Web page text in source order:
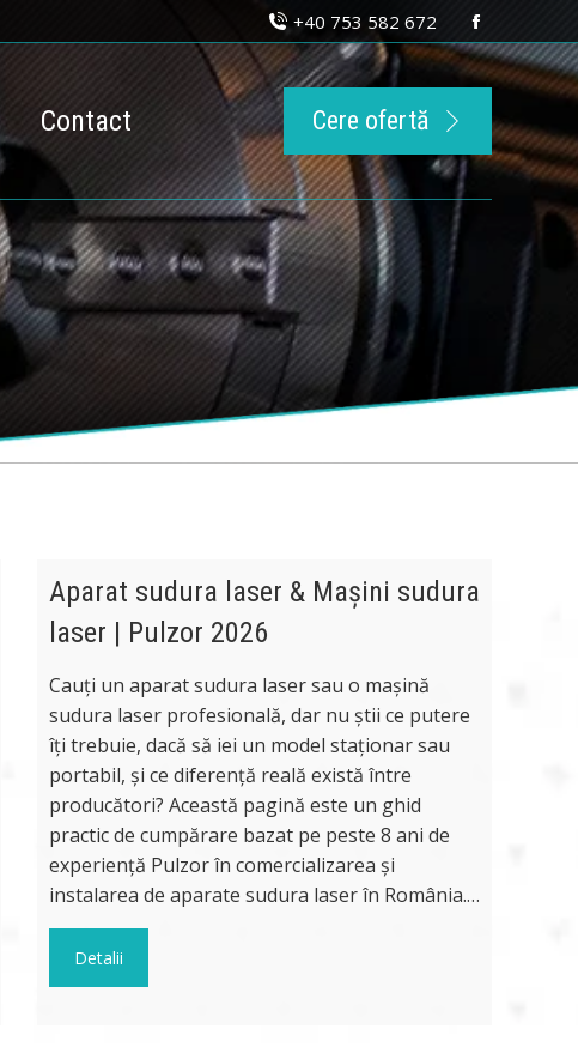
+40 753 582 672
Facebook
page
opens
new
Contact Cere ofertă
Aparat sudura laser & Mașini sudura
laser | Pulzor 2026
Cauți un aparat sudura laser sau o mașină
sudura laser profesională, dar nu știi ce putere
îți trebuie, dacă să iei un model staționar sau
portabil, și ce diferență reală există între
producători? Această pagină este un ghid
practic de cumpărare bazat pe peste 8 ani de
experiență Pulzor în comercializarea și
instalarea de aparate sudura laser în România.…
Detalii